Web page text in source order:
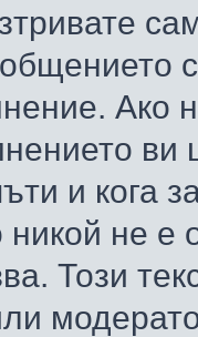
Ако
ви
и кога
не е
Този